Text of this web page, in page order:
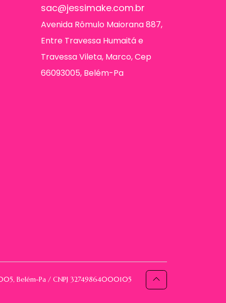
sac@jessimake.com.br
Avenida Rômulo Maiorana 887,
Entre Travessa Humaitá e
Travessa Vileta, Marco, Cep
66093005, Belém-Pa
Belém-Pa / CNPJ 32749864000105